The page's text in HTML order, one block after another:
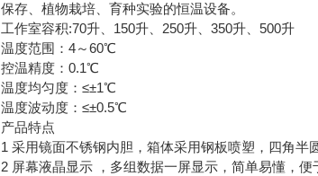
保存、植物栽培、育种实验的恒温设备。
工作室容积:70升、150升、250升、350升、500升
温度范围：4～60℃
控温精度：0.1℃
温度均匀度：≤±1℃
温度波动度：≤±0.5℃
产品特点
1 采用镜面不锈钢内胆，箱体采用钢板喷塑，四角半
2 屏幕液晶显示 ，多组数据一屏显示，简单易懂，